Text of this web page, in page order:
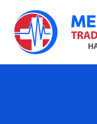
Inhalt
springen